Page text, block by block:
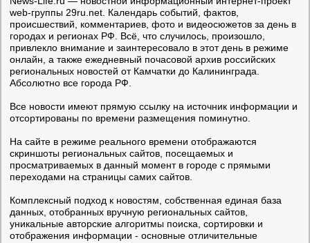
web-группы 29ru.net. Календарь событий, фактов,
происшествий, комментариев, фото и видеосюжетов за день в
городах и регионах РФ. Всё, что случилось, произошло,
привлекло внимание и заинтересовало в этот день в режиме
онлайн, а также ежедневный почасовой архив российских
региональных новостей от Камчатки до Калининграда.
Абсолютно все города РФ.
Все новости имеют прямую ссылку на источник информации и
отсортированы по времени размещения поминутно.
На сайте в режиме реального времени отображаются
скриншоты региональных сайтов, посещаемых и
просматриваемых в данный момент в городе с прямыми
переходами на страницы самих сайтов.
Комплексный подход к новостям, собственная единая база
данных, отобранных вручную региональных сайтов,
уникальные авторские алгоритмы поиска, сортировки и
отображения информации - основные отличительные